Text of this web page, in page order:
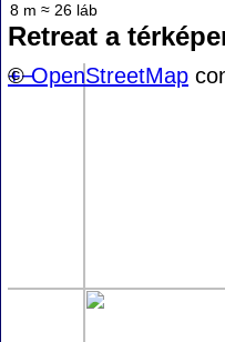
8 m ≈ 26 láb
Retreat a
+−
©OpenStreetMap